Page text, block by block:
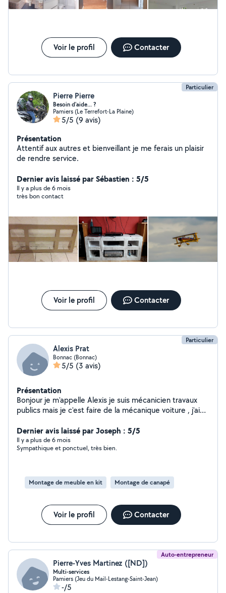
Voir le profil Contacter
Particulier
Pierre Pierre
Besoin d'aide... ?
Pamiers (Le Terrefort-La Plaine)
5/5 (9 avis)
Présentation
Attentif aux autres et bienveillant je me ferais un plaisir
de rendre service.
Dernier avis laissé par Sébastien : 5/5
Il y a plus de 6 mois
très bon contact
Voir le profil Contacter
Particulier
Alexis Prat
Bonnac (Bonnac)
5/5 (3 avis)
Présentation
Bonjour je m'appelle Alexis je suis mécanicien travaux
publics mais je c'est faire de la mécanique voiture , j'ai
vous avez besoin d'aide pour un déménagement , vider
Dernier avis laissé par Joseph : 5/5
Il y a plus de 6 mois
Sympathique et ponctuel, très bien.
Montage de meuble en kit Montage de canapé
Voir le profil Contacter
Auto-entrepreneur
Pierre-Yves Martinez ([ND])
Multi-services
Pamiers (Jeu du Mail-Lestang-Saint-Jean)
-/5